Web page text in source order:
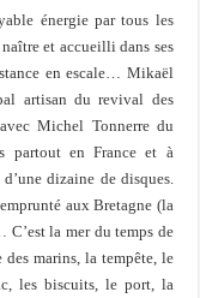
énergie par tous les
et accueilli dans ses
en escale… Mikaël
artisan du revival des
Michel Tonnerre du
partout en France et à
dizaine de disques.
aux Bretagne (la
la mer du temps de
marins, la tempête, le
les biscuits, le port, la